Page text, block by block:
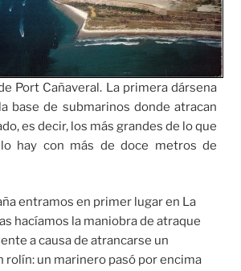
Port Cañaveral. La primera dársena
base de submarinos donde atracan
es decir, los más grandes de lo que
hay con más de doce metros de
entramos en primer lugar en La
hacíamos la maniobra de atraque
a causa de atrancarse un
rolín: un marinero pasó por encima